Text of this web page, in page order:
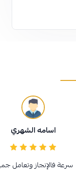
اسامه الشهري
سرعة فالإنجاز وتعامل